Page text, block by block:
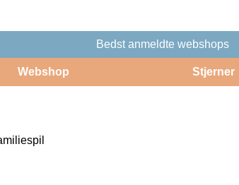
Bedst anmeldte webshops
Webshop Stjerner